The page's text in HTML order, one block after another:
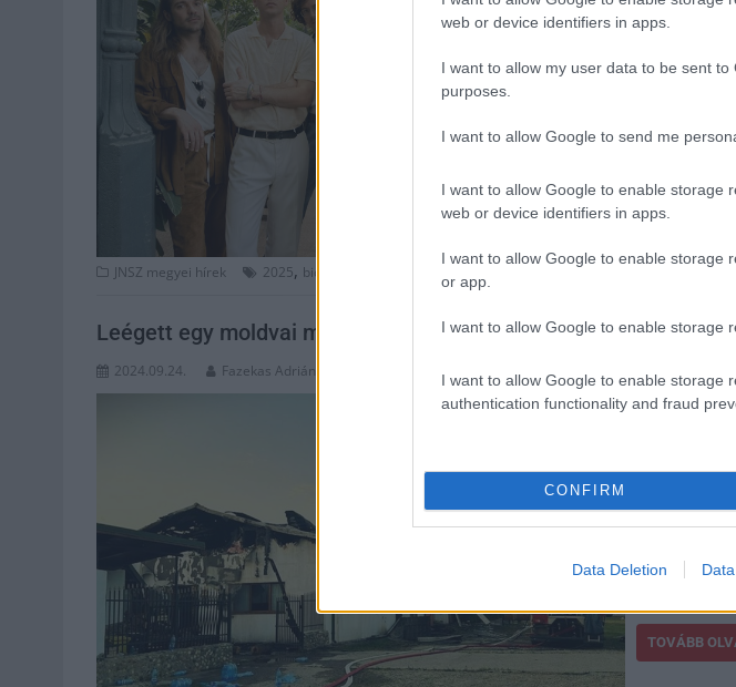
web or device identifiers in apps.
I want to allow my user data to be sent
purposes.
I want to allow Google to send me
I want to allow Google to enable storage
web or device identifiers in apps.
I want to allow Google to enable storage
or app.
I want to allow Google to enable storage
I want to allow Google to enable storage
authentication functionality and fraud
CONFIRM
Data Deletion
észrevehető
JNSZ megyei hírek 2025, bidf , ,jászkerület ,
Leégett egy moldvai magyar ház, Jászberény pénzügyi
2024.09.24. Fazekas Adrián
A Csángó
épületben
nem
TOVÁBB